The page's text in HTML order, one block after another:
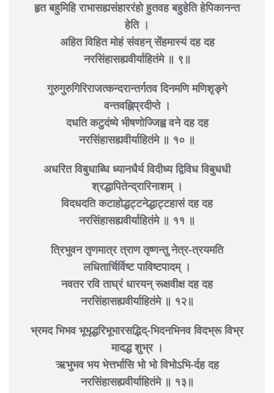
हृत बहुमिहि राभासह्यसंहाररंहो हुतवह बहुहेति हेपिकानन्त
हेति ।
अहित विहित मोहं संवहन् सेंहमास्यं दह दह
नरसिंहासह्यवीर्याहितंमे ॥ ९॥
गुरुगुरुगिरिराजत्कन्दरान्तर्गतव दिनमणि मणिशृङ्गे
वन्तवह्निप्रदीप्ते ।
दधति कटुदंष्ये भीषणोज्जिह्व वने दह दह
नरसिंहासह्यवीर्याहितंमे ॥ १० ॥
अधरित विबुधाब्धि ध्यानधैर्य विदीध्य द्विविध विबुधधी
श्रद्धापितेन्द्रारिनाशम् ।
विदधदति कटाहोद्धट्टनेद्धाट्टहासं दह दह
नरसिंहासह्यवीर्याहितंमे ॥ ११ ॥
त्रिभुवन तृणमात्र त्राण तृष्णन्तु नेत्र-त्रयमति
लधितार्चिर्विष्ट पाविष्टपादम् ।
नवतर रवि ताघ्रं धारयन् रूक्षवीक्ष दह दह
नरसिंहासह्यवीर्याहितंमे ॥ १२॥
भ्रमद भिभव भूभृद्धरिभूभारसद्भिद्-भिदनभिनव विदभ्रू विभ्र
मादद्ध शुभ्र ।
ऋभुभव भय भेत्तर्भासि भो भो विभोऽभि-र्दह दह
नरसिंहासह्यवीर्याहितंमे ॥ १३॥